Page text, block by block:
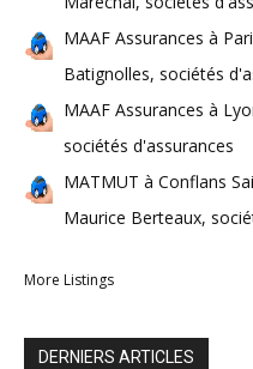
MAAF Assurances à
Batignolles, sociétés
MAAF Assurances à
sociétés d'assurances
MATMUT à Conflans
Maurice Berteaux,
More Listings
DERNIERS ARTICLES